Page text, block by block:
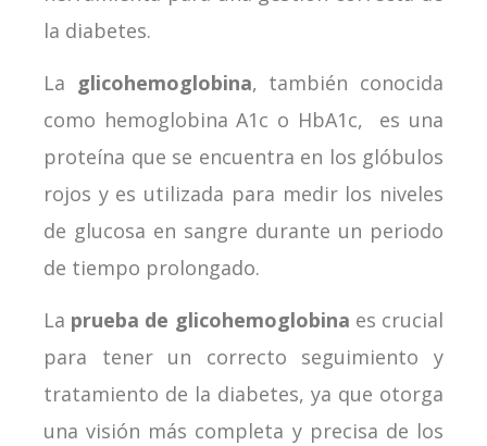
la diabetes.
La glicohemoglobina, también conocida
como hemoglobina A1c o HbA1c, es una
proteína que se encuentra en los glóbulos
rojos y es utilizada para medir los niveles
de glucosa en sangre durante un periodo
de tiempo prolongado.
La prueba de glicohemoglobina es crucial
para tener un correcto seguimiento y
tratamiento de la diabetes, ya que otorga
una visión más completa y precisa de los